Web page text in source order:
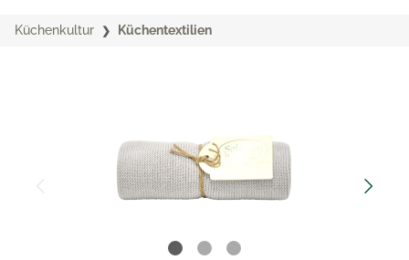
Küchenkultur Küchentextilien